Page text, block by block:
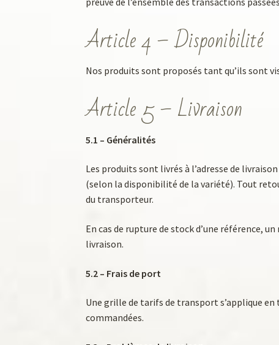
Article 4 – Disponibilité
Nos produits sont proposés tant qu’ils sont
Article 5 – Livraison
5.1 – Généralités
Les produits sont livrés à l’adresse de
(selon la disponibilité de la variété). Tout
du transporteur.
En cas de rupture de stock d’une référence,
livraison.
5.2 – Frais de port
Une grille de tarifs de transport s’applique
commandées.